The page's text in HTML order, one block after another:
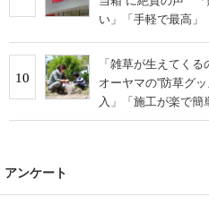
い」「手軽で最高」
10
「雑草が生えてく
オーヤマの“防草グ
入」「施工が楽で簡
アンケート